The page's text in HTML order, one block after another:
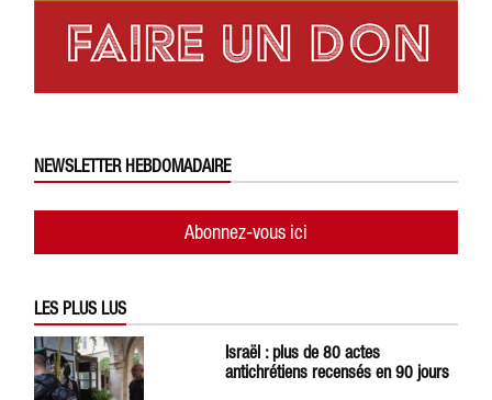
NEWSLETTER HEBDOMADAIRE
Abonnez-vous ici
LES PLUS LUS
Israël : plus de 80 actes
antichrétiens recensés en 90 jours